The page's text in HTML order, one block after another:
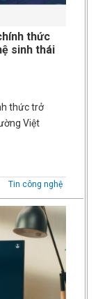
thức
sinh thái
thức trở
Việt
Tin công nghệ